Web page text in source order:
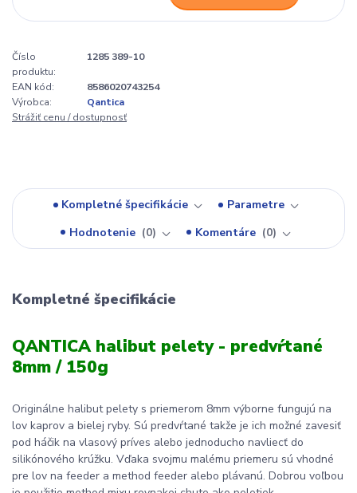
Číslo
produktu:
1285 389-10
EAN kód:
8586020743254
Výrobca:
Qantica
Strážiť cenu / dostupnosť
Kompletné špecifikácie
Parametre
Hodnotenie
0 Komentáre 0
Kompletné špecifikácie
QANTICA halibut pelety - predvŕtané
8mm / 150g
Originálne halibut pelety s priemerom 8mm výborne fungujú na
lov kaprov a bielej ryby. Sú predvŕtané takže je ich možné zavesiť
pod háčik na vlasový príves alebo jednoducho navliecť do
silikónového krúžku. Vďaka svojmu malému priemeru sú vhodné
pre lov na feeder a method feeder alebo plávanú. Dobrou voľbou